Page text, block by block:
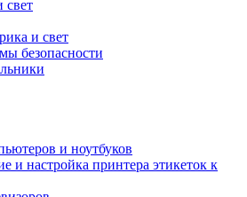
свет
и свет
безопасности
и ноутбуков
и настройка принтера этикеток к